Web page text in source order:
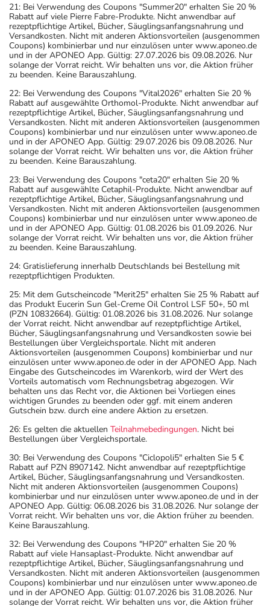
21: Bei Verwendung des Coupons "Summer20" erhalten Sie 20 %
Rabatt auf viele Pierre Fabre-Produkte. Nicht anwendbar auf
rezeptpflichtige Artikel, Bücher, Säuglingsanfangsnahrung und
Versandkosten. Nicht mit anderen Aktionsvorteilen (ausgenommen
Coupons) kombinierbar und nur einzulösen unter www.aponeo.de
und in der APONEO App. Gültig: 27.07.2026 bis 09.08.2026. Nur
solange der Vorrat reicht. Wir behalten uns vor, die Aktion früher
zu beenden. Keine Barauszahlung.
22: Bei Verwendung des Coupons "Vital2026" erhalten Sie 20 %
Rabatt auf ausgewählte Orthomol-Produkte. Nicht anwendbar auf
rezeptpflichtige Artikel, Bücher, Säuglingsanfangsnahrung und
Versandkosten. Nicht mit anderen Aktionsvorteilen (ausgenommen
Coupons) kombinierbar und nur einzulösen unter www.aponeo.de
und in der APONEO App. Gültig: 29.07.2026 bis 09.08.2026. Nur
solange der Vorrat reicht. Wir behalten uns vor, die Aktion früher
zu beenden. Keine Barauszahlung.
23: Bei Verwendung des Coupons "ceta20" erhalten Sie 20 %
Rabatt auf ausgewählte Cetaphil-Produkte. Nicht anwendbar auf
rezeptpflichtige Artikel, Bücher, Säuglingsanfangsnahrung und
Versandkosten. Nicht mit anderen Aktionsvorteilen (ausgenommen
Coupons) kombinierbar und nur einzulösen unter www.aponeo.de
und in der APONEO App. Gültig: 01.08.2026 bis 01.09.2026. Nur
solange der Vorrat reicht. Wir behalten uns vor, die Aktion früher
zu beenden. Keine Barauszahlung.
24: Gratislieferung innerhalb Deutschlands bei Bestellung mit
rezeptpflichtigen Produkten.
25: Mit dem Gutscheincode "Merit25" erhalten Sie 25 % Rabatt auf
das Produkt Eucerin Sun Gel-Creme Oil Control LSF 50+, 50 ml
(PZN 10832664). Gültig: 01.08.2026 bis 31.08.2026. Nur solange
der Vorrat reicht. Nicht anwendbar auf rezeptpflichtige Artikel,
Bücher, Säuglingsanfangsnahrung und Versandkosten sowie bei
Bestellungen über Vergleichsportale. Nicht mit anderen
Aktionsvorteilen (ausgenommen Coupons) kombinierbar und nur
einzulösen unter www.aponeo.de oder in der APONEO App. Nach
Eingabe des Gutscheincodes im Warenkorb, wird der Wert des
Vorteils automatisch vom Rechnungsbetrag abgezogen. Wir
behalten uns das Recht vor, die Aktionen bei Vorliegen eines
wichtigen Grundes zu beenden oder ggf. mit einem anderen
Gutschein bzw. durch eine andere Aktion zu ersetzen.
26: Es gelten die aktuellen Teilnahmebedingungen. Nicht bei
Bestellungen über Vergleichsportale.
30: Bei Verwendung des Coupons "Ciclopoli5" erhalten Sie 5 €
Rabatt auf PZN 8907142. Nicht anwendbar auf rezeptpflichtige
Artikel, Bücher, Säuglingsanfangsnahrung und Versandkosten.
Nicht mit anderen Aktionsvorteilen (ausgenommen Coupons)
kombinierbar und nur einzulösen unter www.aponeo.de und in der
APONEO App. Gültig: 06.08.2026 bis 31.08.2026. Nur solange der
Vorrat reicht. Wir behalten uns vor, die Aktion früher zu beenden.
Keine Barauszahlung.
32: Bei Verwendung des Coupons "HP20" erhalten Sie 20 %
Rabatt auf viele Hansaplast-Produkte. Nicht anwendbar auf
rezeptpflichtige Artikel, Bücher, Säuglingsanfangsnahrung und
Versandkosten. Nicht mit anderen Aktionsvorteilen (ausgenommen
Coupons) kombinierbar und nur einzulösen unter www.aponeo.de
und in der APONEO App. Gültig: 01.07.2026 bis 31.08.2026. Nur
solange der Vorrat reicht. Wir behalten uns vor, die Aktion früher